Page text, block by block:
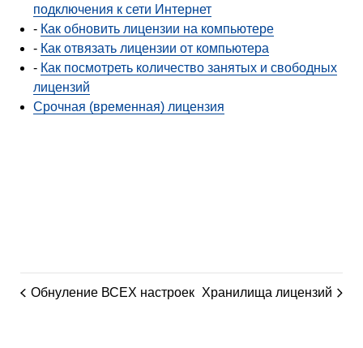
подключения к сети Интернет
- Как обновить лицензии на компьютере
- Как отвязать лицензии от компьютера
- Как посмотреть количество занятых и свободных
лицензий
Срочная (временная) лицензия
Обнуление ВСЕХ настроек Хранилища лицензий